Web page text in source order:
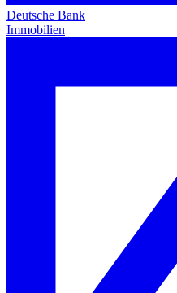
Deutsche Bank
Immobilien